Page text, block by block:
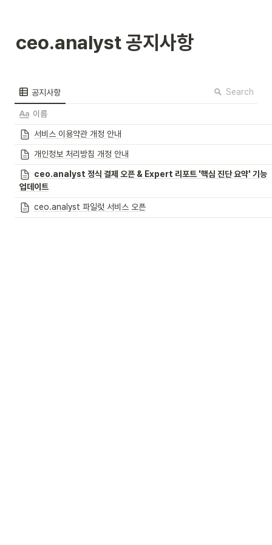
ceo.analyst 공지사항
공지사항 Search
이름
서비스 이용약관 개정 안내
개인정보 처리방침 개정 안내
ceo.analyst 정식 결제 오픈 & Expert 리포트 '핵심 진단 요약' 기능
업데이트
ceo.analyst 파일럿 서비스 오픈